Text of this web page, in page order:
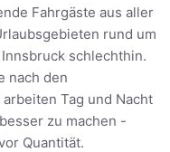
Fahrgäste aus aller
rund um
schlechthin.
nach den
Tag und Nacht
zu machen -
Quantität.